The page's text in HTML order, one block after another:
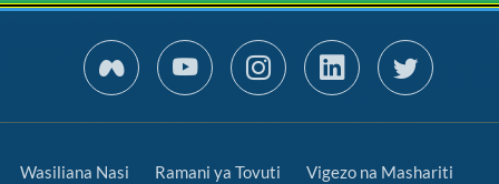
Wasiliana Nasi Ramani ya Tovuti
Vigezo na Mashariti